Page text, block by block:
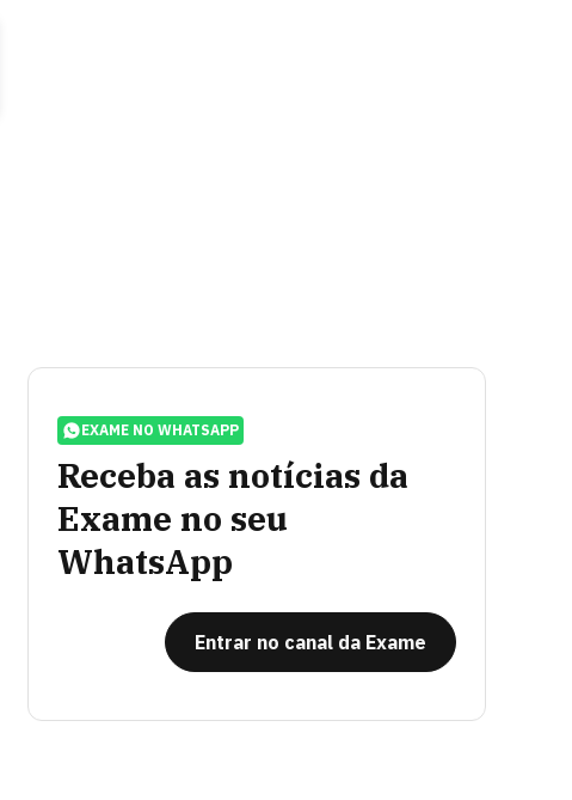
EXAME NO WHATSAPP
Receba as notícias da
Exame no seu
WhatsApp
Entrar no canal da Exame